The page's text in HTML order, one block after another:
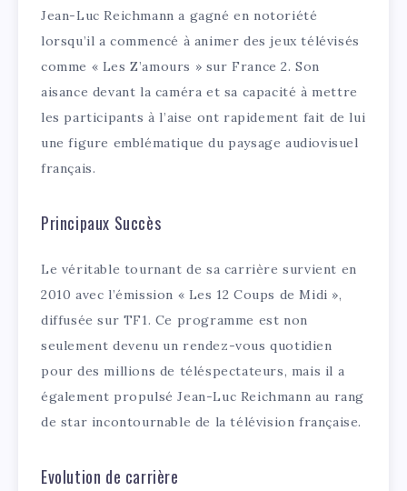
Jean-Luc Reichmann a gagné en notoriété
lorsqu’il a commencé à animer des jeux télévisés
comme « Les Z’amours » sur France 2. Son
aisance devant la caméra et sa capacité à mettre
les participants à l’aise ont rapidement fait de lui
une figure emblématique du paysage audiovisuel
français.
Principaux Succès
Le véritable tournant de sa carrière survient en
2010 avec l’émission « Les 12 Coups de Midi »,
diffusée sur TF1. Ce programme est non
seulement devenu un rendez-vous quotidien
pour des millions de téléspectateurs, mais il a
également propulsé Jean-Luc Reichmann au rang
de star incontournable de la télévision française.
Evolution de carrière